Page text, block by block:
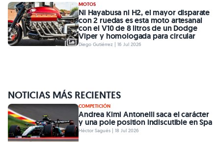
MOTOS
Ni Hayabusa ni H2, el mayor disparate
con 2 ruedas es esta moto artesanal
con el V10 de 8 litros de un Dodge
Viper y homologada para circular
Diego Gutiérrez | 16 Jul 2026
NOTICIAS MÁS RECIENTES
COMPETICIÓN
Andrea Kimi Antonelli saca el carácter
y una pole position indiscutible en Spa
Héctor Sagués | 18 Jul 2026